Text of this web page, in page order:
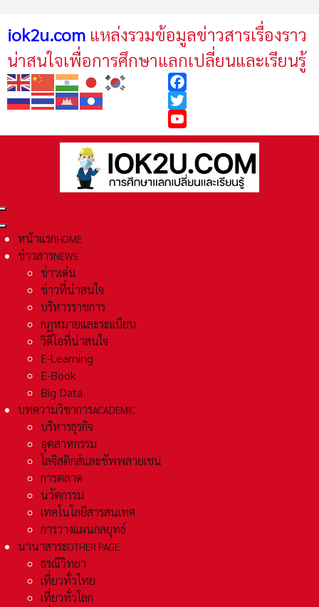
iok2u.com แหล่งรวมข้อมูลข่าวสารเรื่องราว
น่าสนใจเพื่อการศึกษาแลกเปลี่ยนและเรียนรู้
Facebook
Twitter
YouTube
หน้าแรกHOME
ข่าวสารNEWS
ข่าวเด่น
ข่าวที่น่าสนใจ
บริหารราชการ
กฏหมายและระเเบียบ
วิดีโอที่น่าสนใจ
E-Learning
E-Book
Big Data
บทความวิชาการACADEMIC
บริหารธุรกิจ
อุตสาหกรรม
โลจิสติกส์และชัพพลายเชน
การตลาด
นวัตกรรม
เทคโนโลยีสารสนเทศ
การวางแผนกลยุทธ์
นานาสาระOTHER PAGE
ธรณีวิทยา
เที่ยวทั่วไทย
เที่ยวทั่วโลก